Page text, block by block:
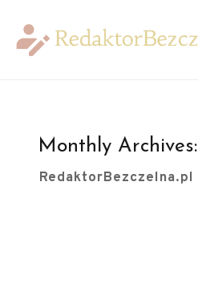
Monthly Archives:
RedaktorBezczelna.pl